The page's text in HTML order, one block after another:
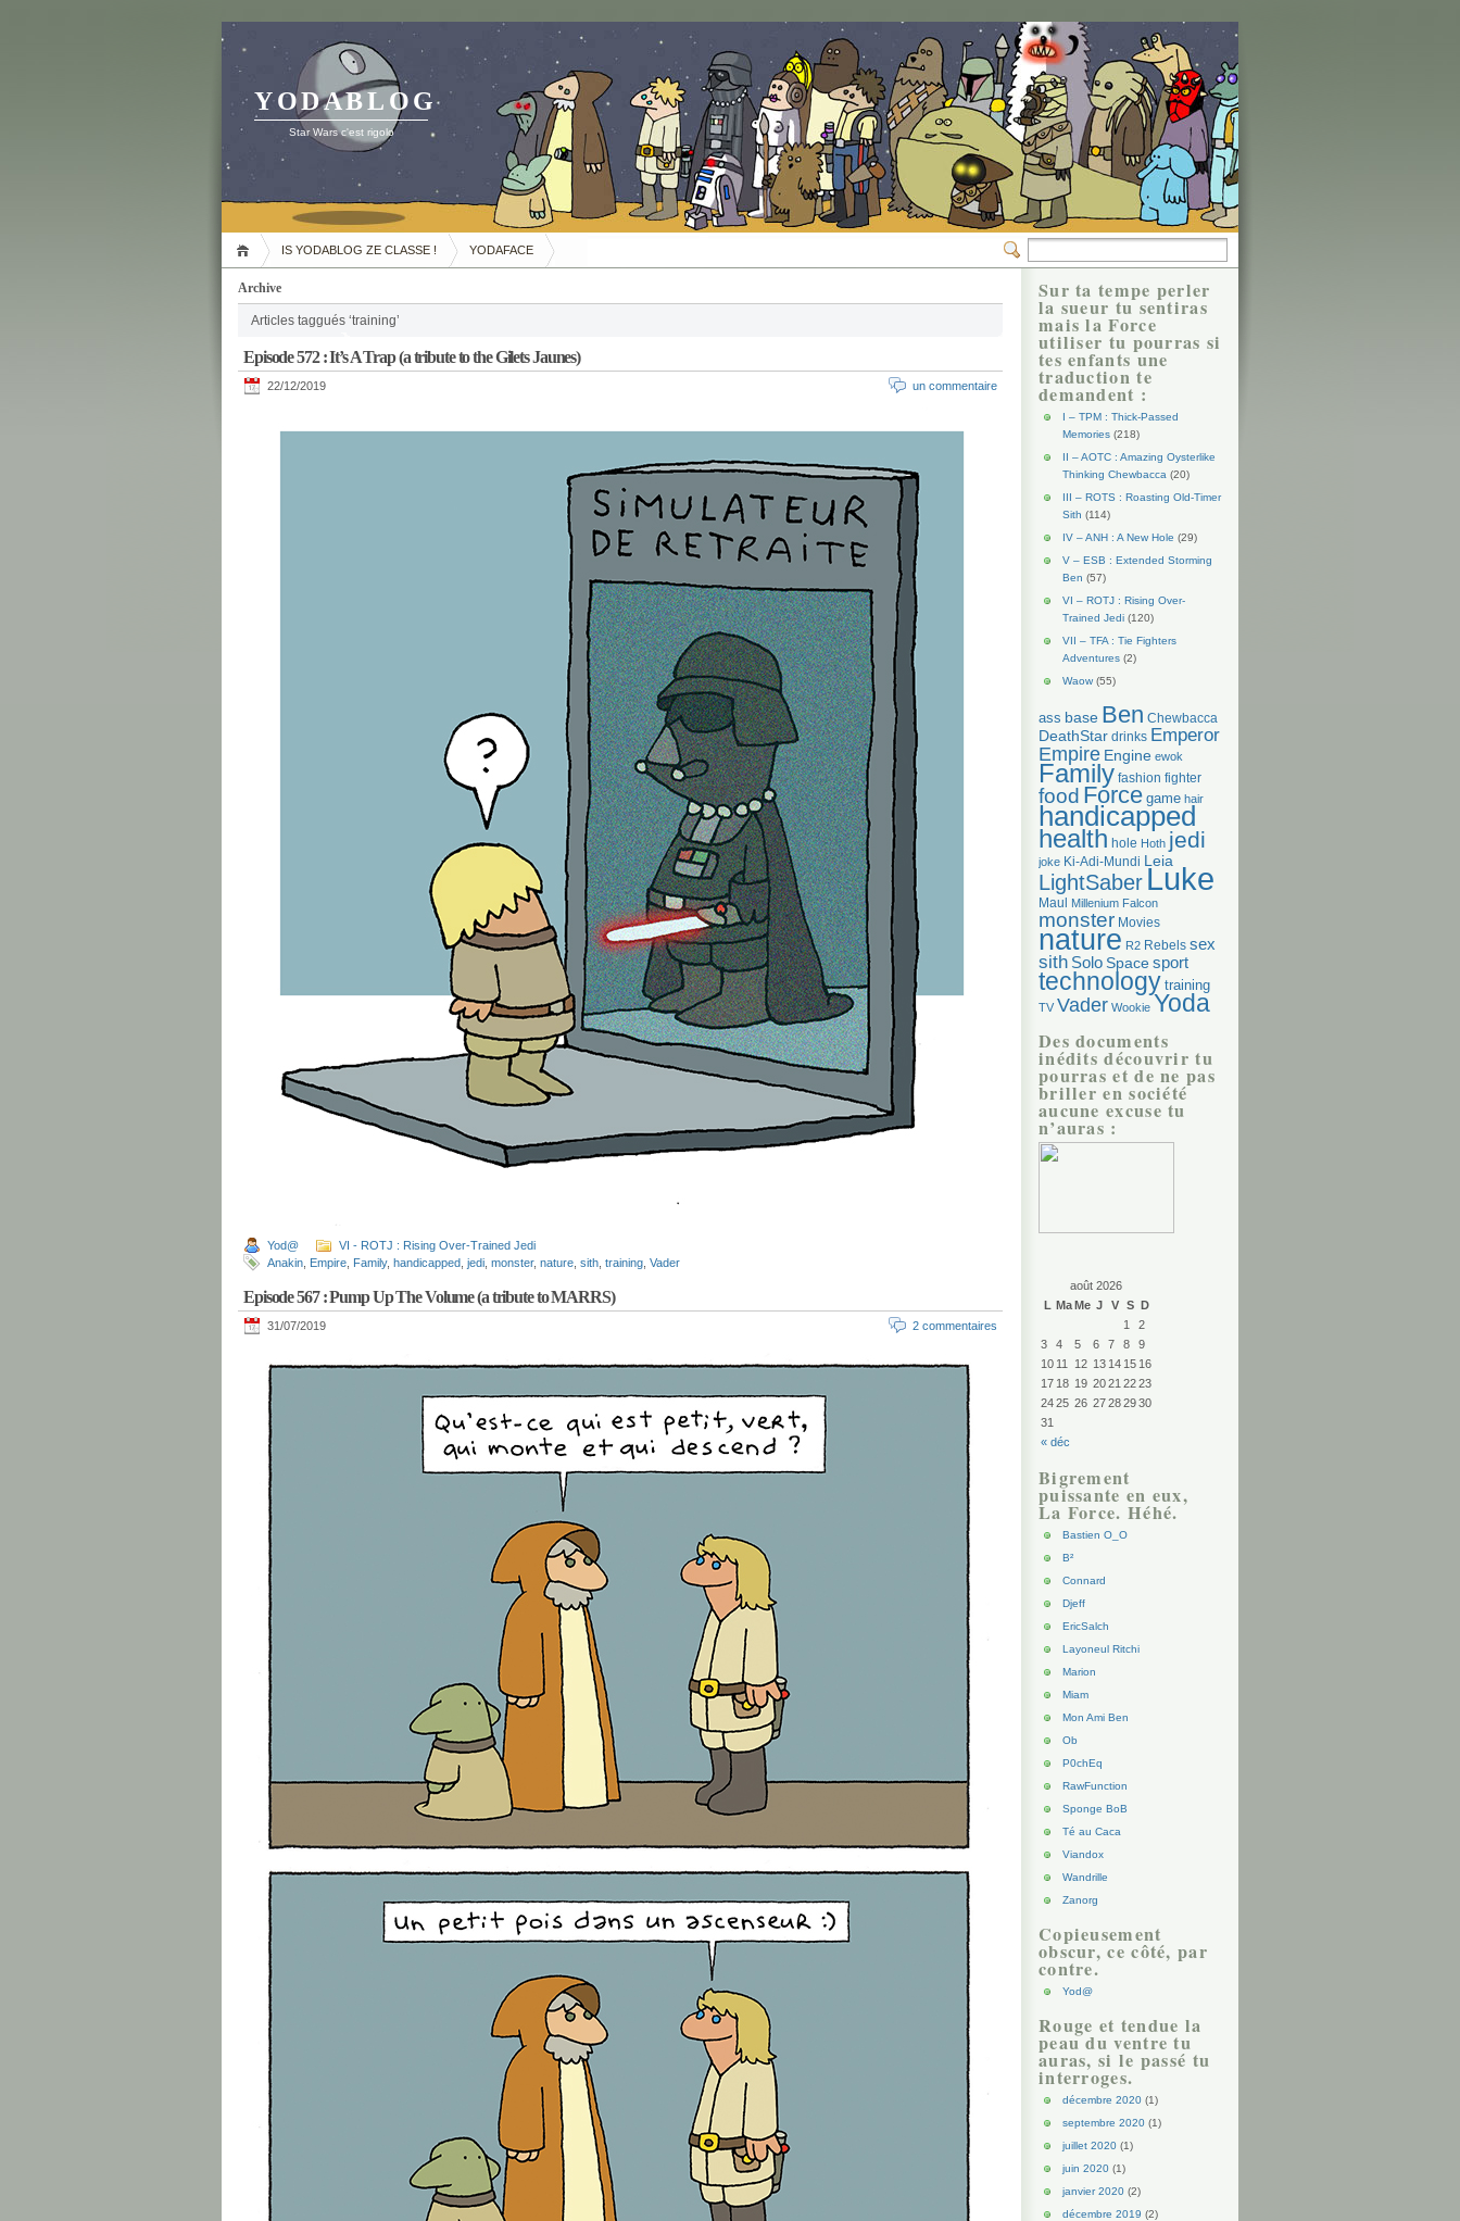
YODABLOG
Star Wars c'est rigolo
IS YODABLOG ZE CLASSE ! YODAFACE
Archive
Articles taggués ‘training’
Episode 572 : It’s A Trap (a tribute to the Gilets Jaunes)
22/12/2019 un commentaire
Yod@
VI - ROTJ : Rising Over-Trained Jedi
Anakin Empire Family, handicapped jedi monster, nature sith training Vader
Episode 567 : Pump Up The Volume (a tribute to MARRS)
31/07/2019 2 commentaires
Sur ta tempe perler
la sueur tu sentiras
mais la Force
utiliser tu pourras si
tes enfants une
traduction te
demandent :
I – TPM : Thick-Passed
Memories (218)
II – AOTC : Amazing Oysterlike
Thinking Chewbacca (20)
III – ROTS : Roasting Old-Timer
Sith (114)
IV – ANH : A New Hole (29)
V – ESB : Extended Storming
Ben (57)
VI – ROTJ : Rising Over-
Trained Jedi (120)
VII – TFA : Tie Fighters
Adventures (2)
Waow (55)
ass base Ben Chewbacca
DeathStar drinks Emperor
Empire Engine ewok
Family fashion fighter
food Force game hair
handicapped
health hole Hoth jedi
joke Ki-Adi-Mundi Leia
LightSaberLuke
Maul Millenium Falcon
monster Movies
nature R2 Rebels sex
sith SoloSpacesport
technology training
TV Vader Wookie Yoda
Des documents
inédits découvrir tu
pourras et de ne pas
briller en société
aucune excuse tu
n’auras :
août 2026
L MaMe J V S D
« déc
1
2
3
4 5 6 7 8
9
10 11 12 13 14 15 16
17 18 19 2021 2223
2425 26 27282930
31
Bigrement
puissante en eux,
La Force. Héhé.
Bastien O_O
B²
Connard
Djeff
EricSalch
Layoneul Ritchi
Marion
Miam
Mon Ami Ben
Ob
P0chEq
RawFunction
Sponge BoB
Té au Caca
Viandox
Wandrille
Zanorg
Copieusement
obscur, ce côté, par
contre.
Yod@
Rouge et tendue la
peau du ventre tu
auras, si le passé tu
interroges.
décembre 2020 (1)
septembre 2020 (1)
juillet 2020 (1)
juin 2020 (1)
janvier 2020 (2)
décembre 2019 (2)